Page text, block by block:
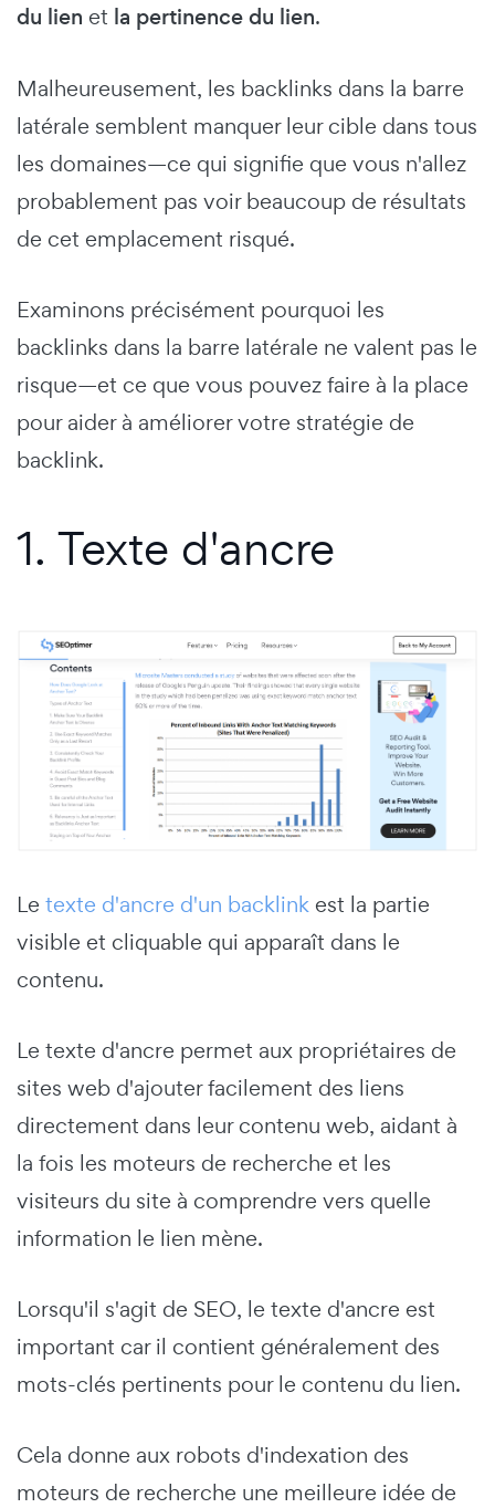
du lien et la pertinence du lien.
Malheureusement, les backlinks dans la barre
latérale semblent manquer leur cible dans tous
les domaines—ce qui signifie que vous n'allez
probablement pas voir beaucoup de résultats
de cet emplacement risqué.
Examinons précisément pourquoi les
backlinks dans la barre latérale ne valent pas le
risque—et ce que vous pouvez faire à la place
pour aider à améliorer votre stratégie de
backlink.
1. Texte d'ancre
Le texte d'ancre d'un backlink est la partie
visible et cliquable qui apparaît dans le
contenu.
Le texte d'ancre permet aux propriétaires de
sites web d'ajouter facilement des liens
directement dans leur contenu web, aidant à
la fois les moteurs de recherche et les
visiteurs du site à comprendre vers quelle
information le lien mène.
Lorsqu'il s'agit de SEO, le texte d'ancre est
important car il contient généralement des
mots-clés pertinents pour le contenu du lien.
Cela donne aux robots d'indexation des
moteurs de recherche une meilleure idée de